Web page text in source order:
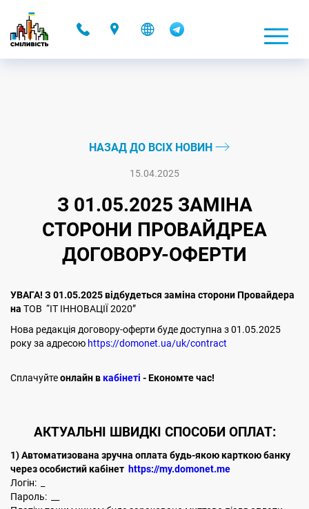
НАЗАД ДО ВСІХ НОВИН
15.04.2025
З 01.05.2025 ЗАМІНА
СТОРОНИ ПРОВАЙДРЕА
ДОГОВОРУ-ОФЕРТИ
УВАГА! З 01.05.2025 відбудеться заміна сторони Провайдера
на ТОВ “ІТ ІННОВАЦІЇ 2020”
Нова редакція договору-оферти буде доступна з 01.05.2025
року за адресою https://domonet.ua/uk/contract
Cплачуйтеонлайн вкабінеті - Економте час!
АКТУАЛЬНІ ШВИДКІ СПОСОБИ ОПЛАТ:
1) Автоматизована зручна оплата будь-якою карткою банку
через особистий кабінет https://my.domonet.me
Логін: _
Пароль: __